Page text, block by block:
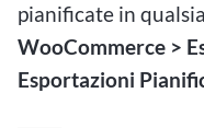
pianificate in
WooCommerce >
Esportazioni